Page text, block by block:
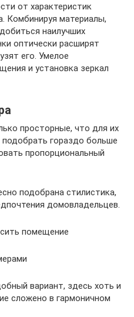
от характеристик
Комбинируя материалы,
наилучших
оптически расширят
его. Умелое
и установка зеркал
просторные, что для их
гораздо больше
пропорциональный
подобрана стилистика,
домовладельцев.
помещение
вариант, здесь хоть и
сложено в гармоничном